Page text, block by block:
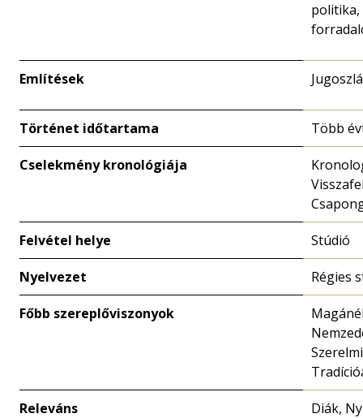
politika,
Említések
Történet időtartama Több
Cselekmény kronológiája
Felvétel helye Stúdió
Nyelvezet Régies
Főbb szereplőviszonyok
Releváns
Diák,